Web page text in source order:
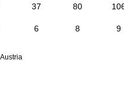
37 80
6 8 9